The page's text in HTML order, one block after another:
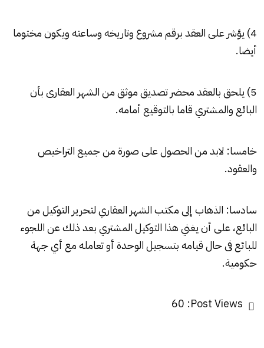
4) يؤشر على العقد برقم مشروع وتاريخه وساعته ويكون مختوما
أيضا.
5) يلحق بالعقد محضر تصديق موثق من الشهر العقارى بأن
البائع والمشتري قاما بالتوقيع أمامه.
خامسا: لابد من الحصول على صورة من جميع التراخيص
والعقود.
سادسا: الذهاب إلى مكتب الشهر العقاري لتحرير التوكيل من
البائع، على أن يغني هذا التوكيل المشتري بعد ذلك عن اللجوء
للبائع فى حال قيامه بتسجيل الوحدة أو تعامله مع أي جهة
حكومية.
Post Views:
60